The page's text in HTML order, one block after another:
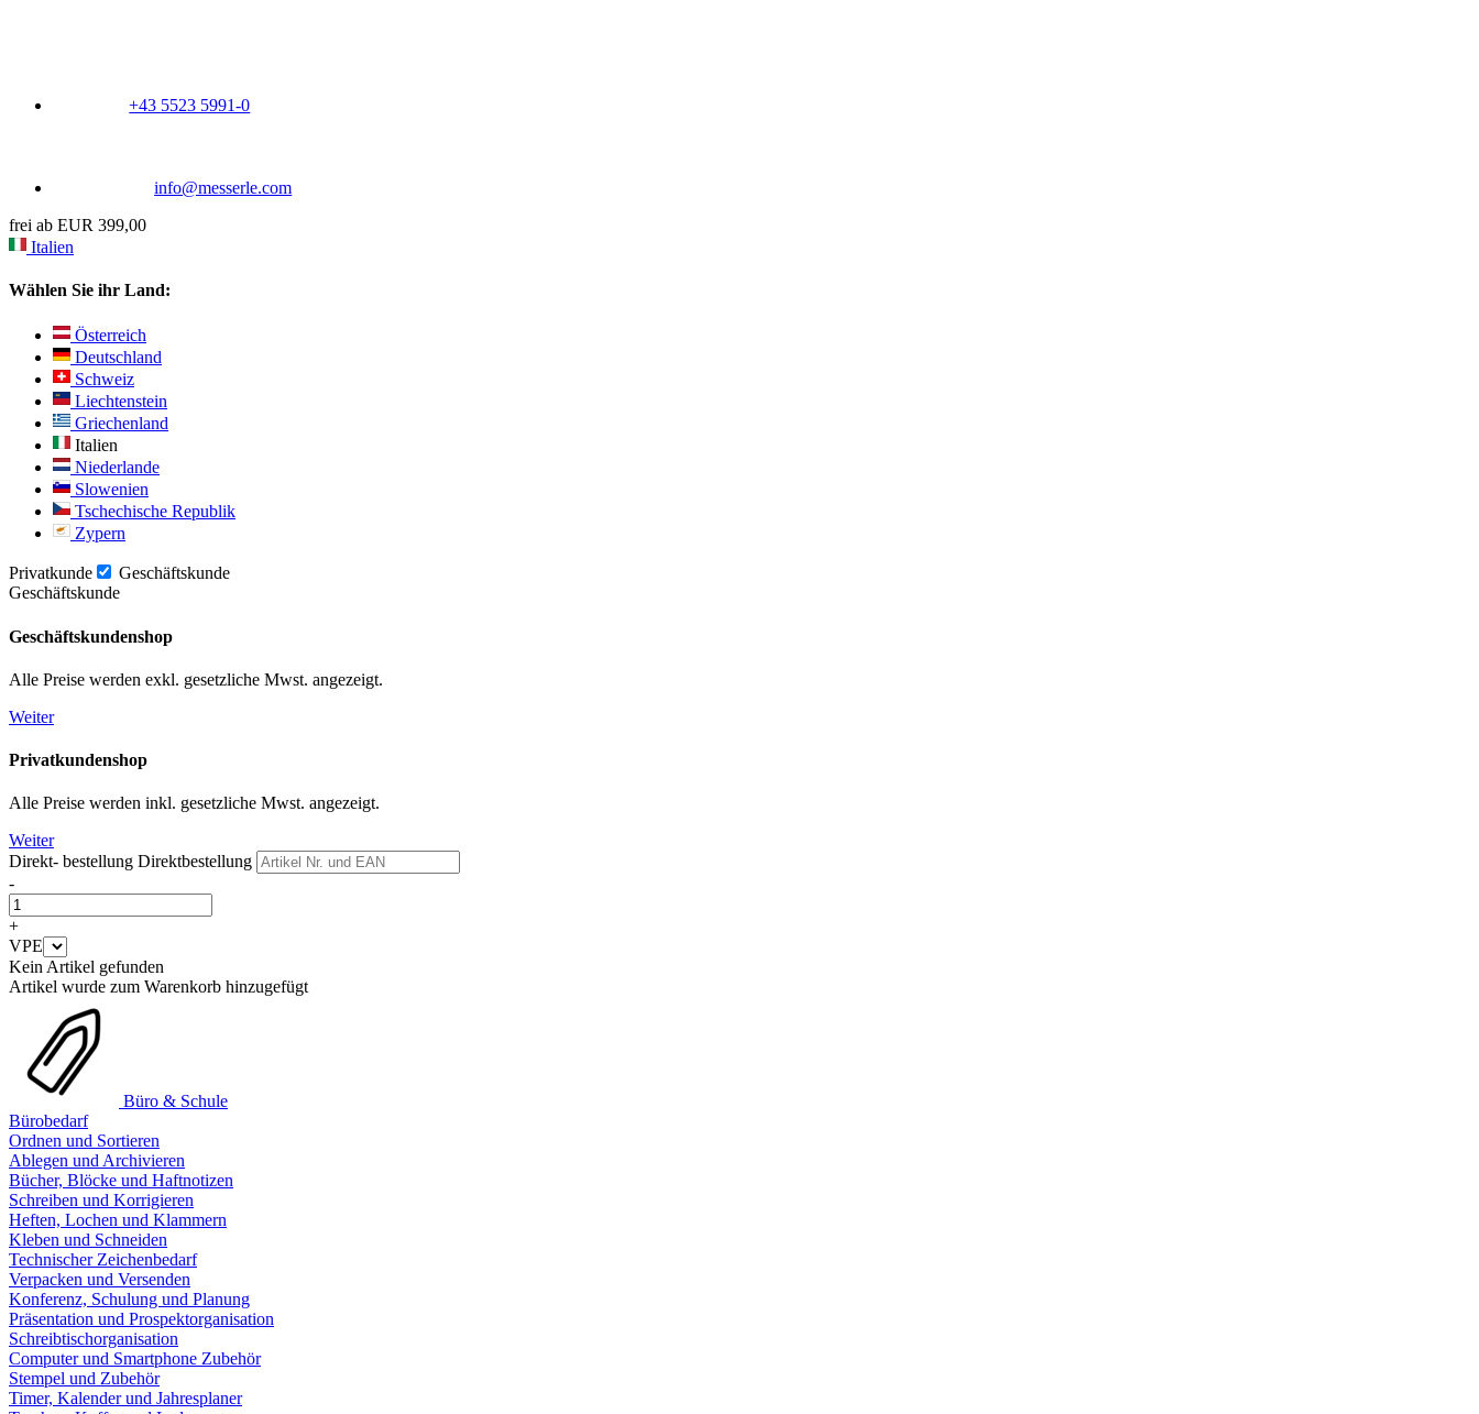
+43 5523 5991-0
info@messerle.com
frei ab EUR 399,00
Italien
Wählen Sie ihr Land:
Österreich
Deutschland
Schweiz
Liechtenstein
Griechenland
Italien
Niederlande
Slowenien
Tschechische Republik
Zypern
Privatkunde
Geschäftskunde
Geschäftskunde
Geschäftskundenshop
Alle Preise werden exkl. gesetzliche Mwst. angezeigt.
Weiter
Privatkundenshop
Alle Preise werden inkl. gesetzliche Mwst. angezeigt.
Weiter
Direkt- bestellung Direktbestellung
-
+
VPE
Kein Artikel gefunden
Artikel wurde zum Warenkorb hinzugefügt
Büro & Schule
Bürobedarf
Ordnen und Sortieren
Ablegen und Archivieren
Bücher, Blöcke und Haftnotizen
Schreiben und Korrigieren
Heften, Lochen und Klammern
Kleben und Schneiden
Technischer Zeichenbedarf
Verpacken und Versenden
Konferenz, Schulung und Planung
Präsentation und Prospektorganisation
Schreibtischorganisation
Computer und Smartphone Zubehör
Stempel und Zubehör
Timer, Kalender und Jahresplaner